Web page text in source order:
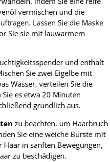
vermischen und die
Lassen Sie die Maske
Sie sie mit lauwarmem
und enthält
Sie zwei Eigelbe mit
Wasser, verteilen Sie die
es etwa 20 Minuten
gründlich aus.
zu beachten, um Haarbruch
Sie eine weiche Bürste mit
in sanften Bewegungen,
zu beschädigen.